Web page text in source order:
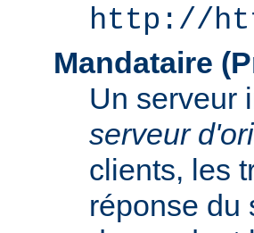
http://
Mandataire
Un serveur
serveur
clients, les
réponse du